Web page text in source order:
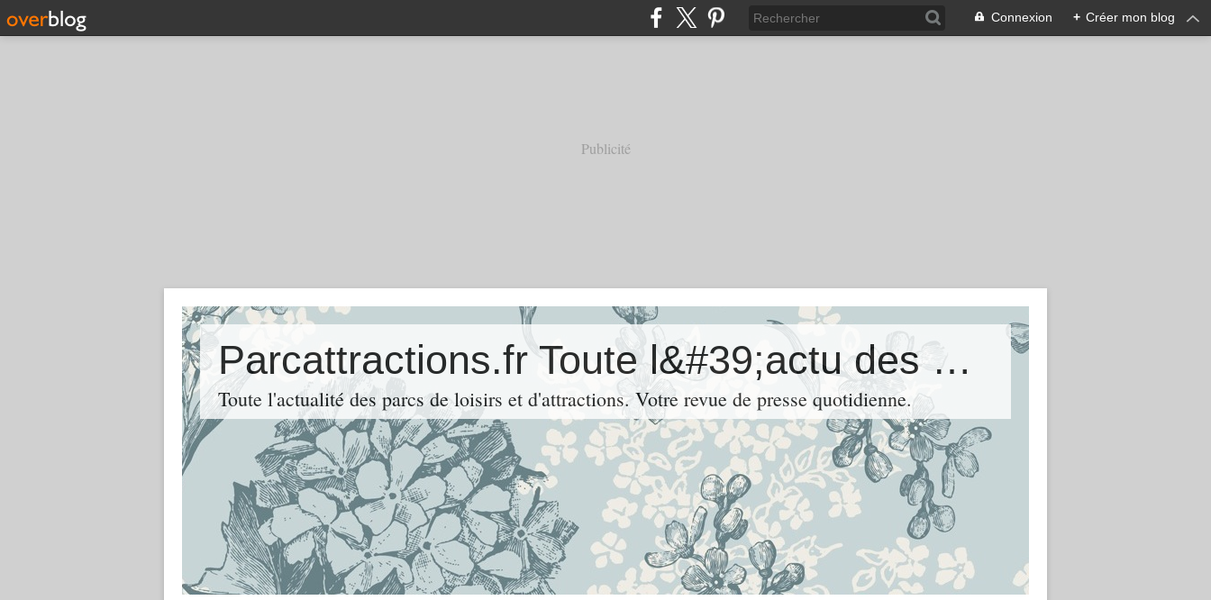
Connexion + Créer mon blog
Publicité
Parcattractions.fr Toute l&#39;actu des parcs d&#39;attractions
Toute l'actualité des parcs de loisirs et d'attractions. Votre revue de presse quotidienne.